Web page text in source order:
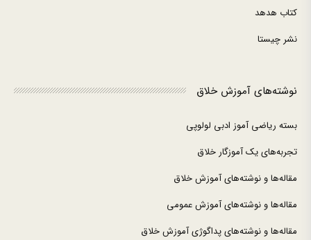
کتاب هدهد
نشر چیستا
نوشته‌های آموزش خلاق
بسته ریاضی آموز ادبی لولوپی
تجربه‌های یک آموزگار خلاق
مقاله‌ها و نوشته‌های آموزش خلاق
مقاله‌ها و نوشته‌های آموزش عمومی
مقاله‌ها و نوشته‌های پداگوژی آموزش خلاق